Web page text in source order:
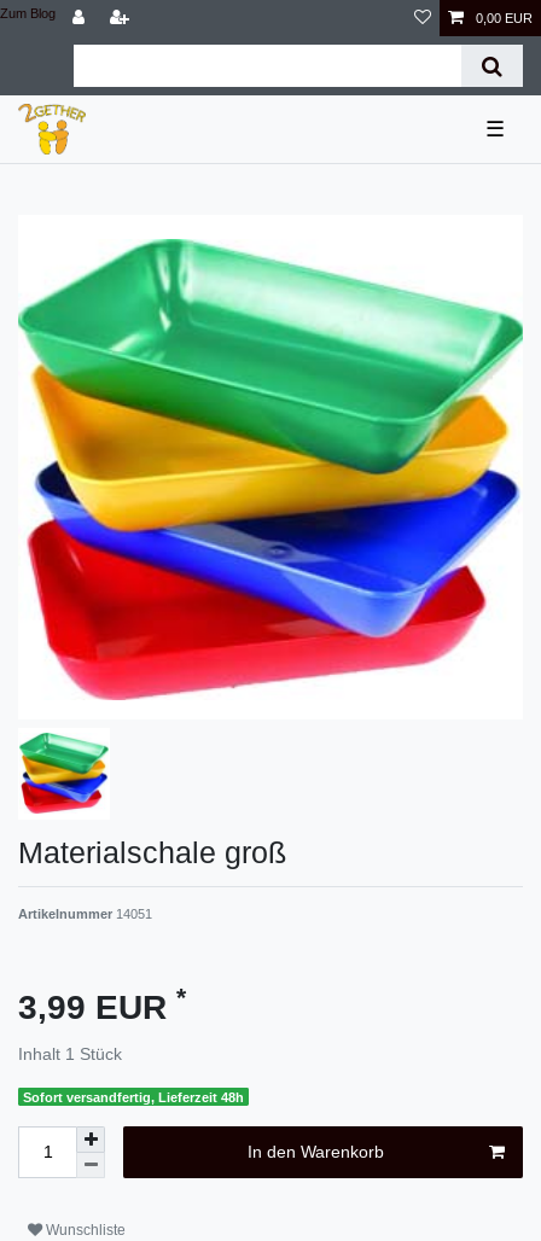
Zum Blog 0,00 EUR
☰
Materialschale groß
Artikelnummer 14051
3,99 EUR *
Inhalt 1 Stück
Sofort versandfertig, Lieferzeit 48h
In den Warenkorb
Wunschliste